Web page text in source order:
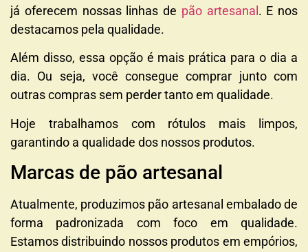
já oferecem nossas linhas de pão artesanal . E nos
destacamos pela qualidade.
Além disso, essa opção é mais prática para o dia a
dia. Ou seja, você consegue comprar junto com
outras compras sem perder tanto em qualidade.
Hoje trabalhamos com rótulos mais limpos,
garantindo a qualidade dos nossos produtos.
Marcas de pão artesanal
Atualmente, produzimos pão artesanal embalado de
forma padronizada com foco em qualidade.
Estamos distribuindo nossos produtos em empórios,